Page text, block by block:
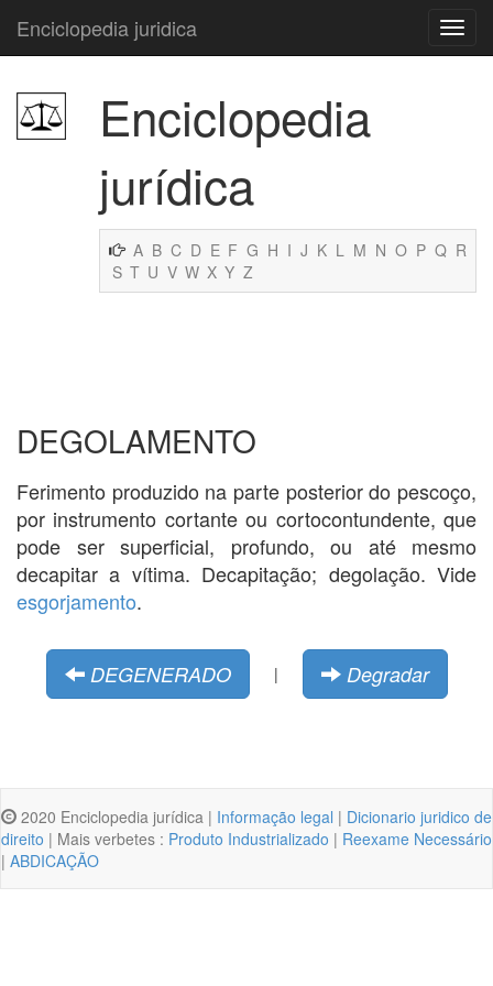
Enciclopedia juridica
Enciclopedia
jurídica
A B C D E F G H I J K L M N O P Q R
S T U V W X Y Z
DEGOLAMENTO
Ferimento produzido na parte posterior do pescoço,
por instrumento cortante ou cortocontundente, que
pode ser superficial, profundo, ou até mesmo
decapitar a vítima. Decapitação; degolação. Vide
esgorjamento.
DEGENERADO | Degradar
2020 Enciclopedia jurídica | Informação legal | Dicionario juridico de
direito | Mais verbetes : Produto Industrializado | Reexame Necessário
| ABDICAÇÃO